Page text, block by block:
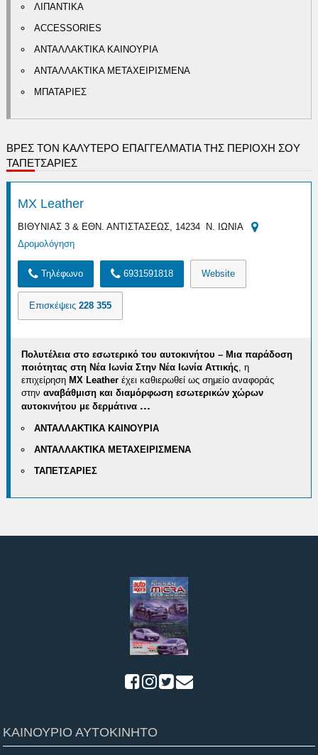
ΛΙΠΑΝΤΙΚΑ
ACCESSORIES
ΑΝΤΑΛΛΑΚΤΙΚΑ ΚΑΙΝΟΥΡΙΑ
ΑΝΤΑΛΛΑΚΤΙΚΑ ΜΕΤΑΧΕΙΡΙΣΜΕΝΑ
ΜΠΑΤΑΡΙΕΣ
ΒΡΕΣ ΤΟΝ ΚΑΛΎΤΕΡΟ ΕΠΑΓΓΕΛΜΑΤΊΑ ΤΗΣ ΠΕΡΙΟΧΉ ΣΟΥ
ΤΑΠΕΤΣΑΡΙΕΣ
MX Leather
ΒΙΘΥΝΙΑΣ 3 & ΕΘΝ. ΑΝΤΙΣΤΑΣΕΩΣ, 14234 Ν. ΙΩΝΙΑ
Δρομολόγηση
Τηλέφωνο 6931591818 Website
Επισκέψεις228 355
Πολυτέλεια στο εσωτερικό του αυτοκινήτου – Μια παράδοση
ποιότητας στη Νέα Ιωνία Στην Νέα Ιωνία Αττικής , η
επιχείρησηMX Leather έχει καθιερωθεί ως σημείο αναφοράς
στηναναβάθμιση και διαμόρφωση εσωτερικών χώρων
αυτοκινήτου με δερμάτινα ...
ΑΝΤΑΛΛΑΚΤΙΚΑ ΚΑΙΝΟΥΡΙΑ
ΑΝΤΑΛΛΑΚΤΙΚΑ ΜΕΤΑΧΕΙΡΙΣΜΕΝΑ
ΤΑΠΕΤΣΑΡΙΕΣ
ΚΑΙΝΟΥΡΙΟ ΑΥΤΟΚΙΝΗΤΟ